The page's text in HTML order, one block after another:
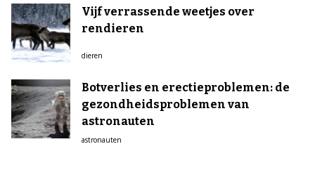
Vijf verrassende weetjes over
rendieren
dieren
Botverlies en erectieproblemen: de
gezondheidsproblemen van
astronauten
astronauten